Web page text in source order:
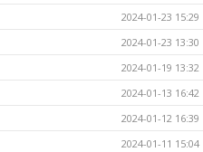
2024-01-23 15:29
2024-01-23 13:30
2024-01-19 13:32
2024-01-13 16:42
2024-01-12 16:39
2024-01-11 15:04